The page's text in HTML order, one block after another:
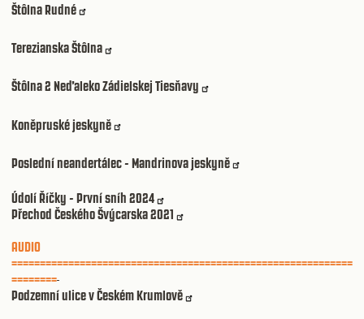
Štôlna Rudné
Terezianska Štôlna
Štôlna 2 Neďaleko Zádielskej Tiesňavy
Koněpruské jeskyně
Poslední neandertálec - Mandrinova jeskyně
Údolí Říčky - První sníh 2024
Přechod Českého Švýcarska 2021
AUDIO
============================================================
========
Podzemní ulice v Českém Krumlově